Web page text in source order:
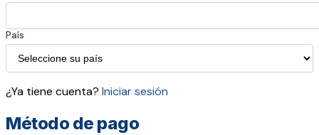
País
¿Ya tiene cuenta? Iniciar sesión
Método de pago